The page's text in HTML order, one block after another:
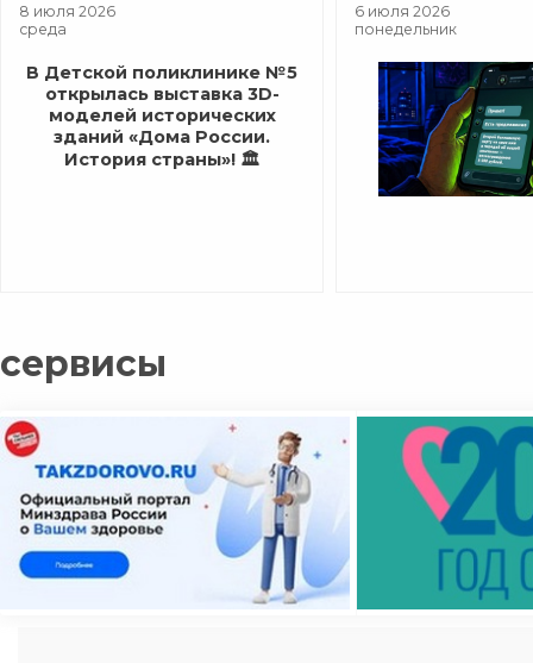
8 июля 2026
среда
В Детской поликлинике №5
открылась выставка 3D-
моделей исторических
зданий «Дома России.
История страны»! 🏛️
6 июля 2026
понедельник
сервисы